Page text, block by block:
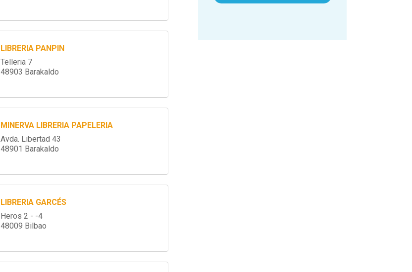
LIBRERIA PANPIN
Telleria 7
48903 Barakaldo
MINERVA LIBRERIA PAPELERIA
Avda. Libertad 43
48901 Barakaldo
LIBRERIA GARCÉS
Heros 2 - -4
48009 Bilbao